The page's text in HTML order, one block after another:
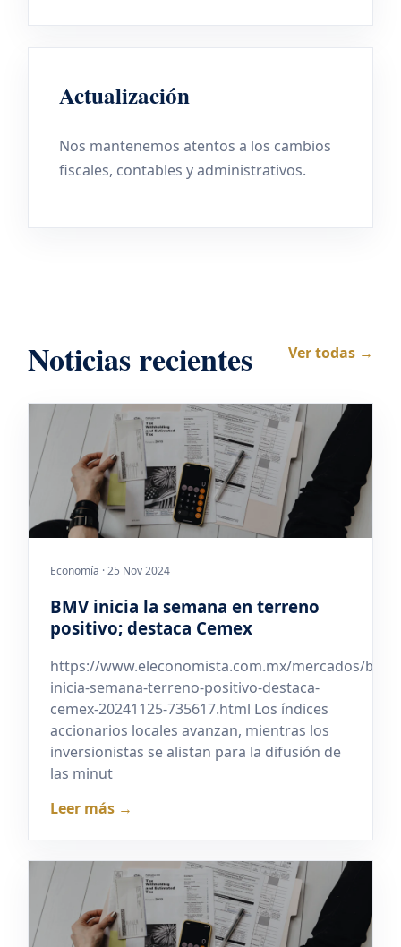
Actualización
Nos mantenemos atentos a los cambios
fiscales, contables y administrativos.
Noticias recientes Ver todas →
Economía · 25 Nov 2024
BMV inicia la semana en terreno
positivo; destaca Cemex
https://www.eleconomista.com.mx/mercados/bmv-
inicia-semana-terreno-positivo-destaca-
cemex-20241125-735617.html Los índices
accionarios locales avanzan, mientras los
inversionistas se alistan para la difusión de
las minut
Leer más →